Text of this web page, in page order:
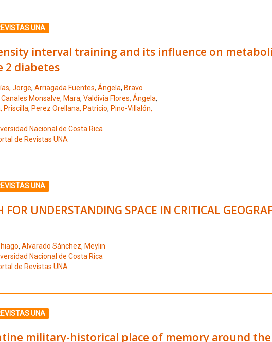
de resultado 10
UNA
interval training and its influence on
2 diabetes
Jorge, Arriagada Fuentes, Ángela, Bravo
Canales Monsalve, Mara, Valdivia Flores, Ángela,
Priscilla, Perez Orellana, Patricio, Pino-Villalón,
Nacional de Costa Rica
de Revistas UNA
de resultado 11
UNA
FOR UNDERSTANDING SPACE IN CRITICAL
, Alvarado Sánchez, Meylin
Nacional de Costa Rica
de Revistas UNA
de resultado 12
UNA
military-historical place of memory around